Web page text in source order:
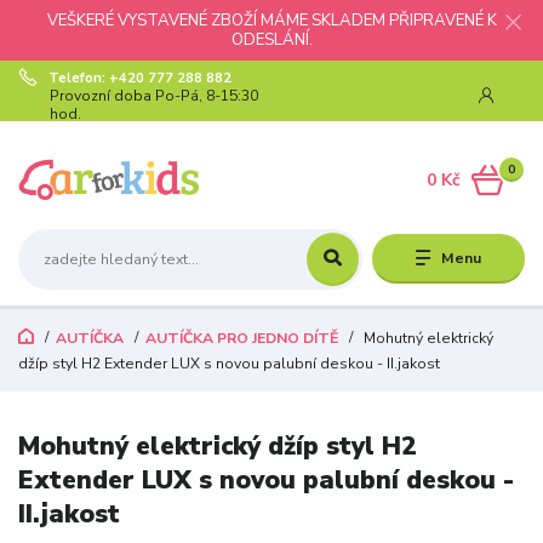
VEŠKERÉ VYSTAVENÉ ZBOŽÍ MÁME SKLADEM PŘIPRAVENÉ K
ODESLÁNÍ.
Menu
Telefon: +420 777 288 882
Provozní doba Po-Pá, 8-15:30
hod.
0
0 Kč
AUTÍČKA AUTÍČKA PRO JEDNO DÍTĚ
Mohutný elektrický
džíp styl H2 Extender LUX s novou palubní deskou - II.jakost
Mohutný elektrický džíp styl H2
Extender LUX s novou palubní deskou -
II.jakost